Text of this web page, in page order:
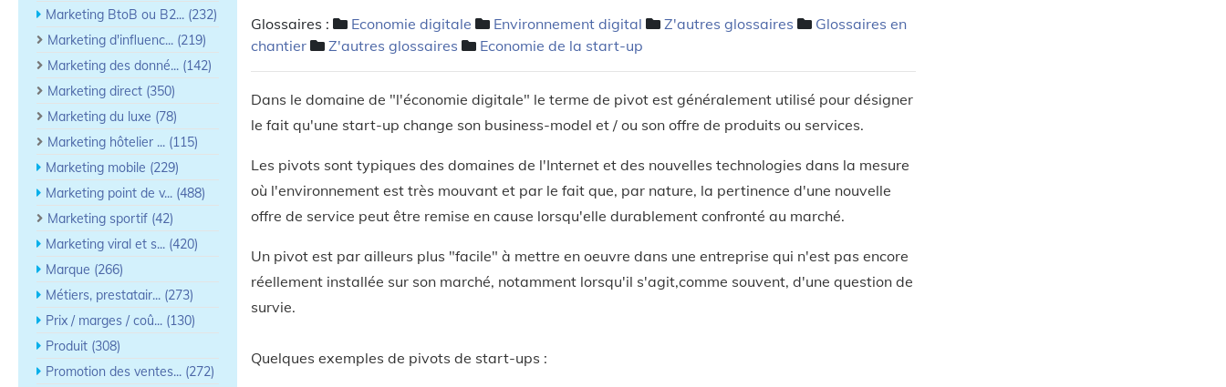
Marketing BtoB ou B2... (232)
Marketing d'influenc... (219)
Marketing des donné... (142)
Marketing direct (350)
Marketing du luxe (78)
Marketing hôtelier ... (115)
Marketing mobile (229)
Marketing point de v... (488)
Marketing sportif (42)
Marketing viral et s... (420)
Marque (266)
Métiers, prestatair... (273)
Prix / marges / coû... (130)
Produit (308)
Promotion des ventes... (272)
Glossaires : Economie digitale Environnement digital Z'autres glossaires
Glossaires en
chantier
Z'autres glossaires Economie de la start-up
Dans le domaine de "l'économie digitale" le terme de pivot est généralement utilisé pour désigner
le fait qu'une start-up change son business-model et / ou son offre de produits ou services.
Les pivots sont typiques des domaines de l'Internet et des nouvelles technologies dans la mesure
où l'environnement est très mouvant et par le fait que, par nature, la pertinence d'une nouvelle
offre de service peut être remise en cause lorsqu'elle durablement confronté au marché.
Un pivot est par ailleurs plus "facile" à mettre en oeuvre dans une entreprise qui n'est pas encore
réellement installée sur son marché, notamment lorsqu'il s'agit,comme souvent, d'une question de
survie.
Quelques exemples de pivots de start-ups :